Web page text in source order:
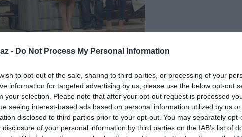
- Do Not Process My Personal Information
to opt-out of the sale, sharing to third parties, or processing of your
information for targeted advertising by us, please use the below opt-out
your selection. Please note that after your opt-out request is processed
seeing interest-based ads based on personal information utilized by us
disclosed to third parties prior to your opt-out. You may separately
disclosure of your personal information by third parties on the IAB’s list of
színházat, és eddig minden évben teltházas volt a
mindig egy közönségkedvenc vígjáték